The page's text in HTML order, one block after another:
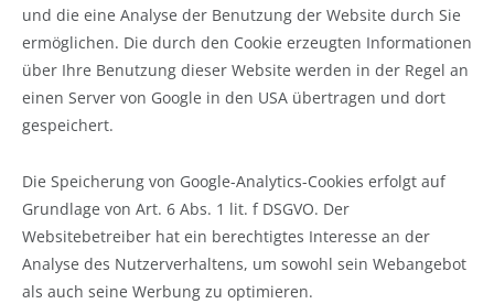
und die eine Analyse der Benutzung der Website durch Sie
ermöglichen. Die durch den Cookie erzeugten Informationen
über Ihre Benutzung dieser Website werden in der Regel an
einen Server von Google in den USA übertragen und dort
gespeichert.
Die Speicherung von Google-Analytics-Cookies erfolgt auf
Grundlage von Art. 6 Abs. 1 lit. f DSGVO. Der
Websitebetreiber hat ein berechtigtes Interesse an der
Analyse des Nutzerverhaltens, um sowohl sein Webangebot
als auch seine Werbung zu optimieren.